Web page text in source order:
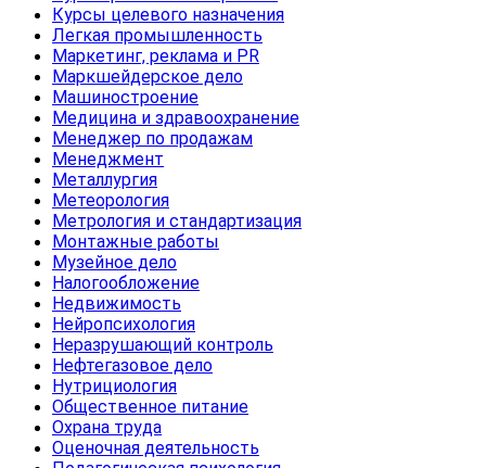
Курсы целевого назначения
Легкая промышленность
Маркетинг, реклама и PR
Маркшейдерское дело
Машиностроение
Медицина и здравоохранение
Менеджер по продажам
Менеджмент
Металлургия
Метеорология
Метрология и стандартизация
Монтажные работы
Музейное дело
Налогообложение
Недвижимость
Нейропсихология
Неразрушающий контроль
Нефтегазовое дело
Нутрициология
Общественное питание
Охрана труда
Оценочная деятельность